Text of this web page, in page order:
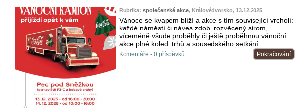
Rubrika: společenské akce, Královédvorsko, 13.12.2025
Vánoce se kvapem blíží a akce s tím související vrcholí:
každé náměstí či náves zdobí rozvěcený strom,
víceméně všude proběhly či ještě proběhnou vánoční
akce plné koled, trhů a sousedského setkání.
Pokračování
Komentáře - 0 příspěvků